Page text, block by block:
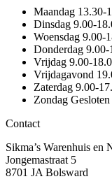
Maandag 13.30-
Dinsdag 9.00-
Woensdag 9.00-
Donderdag 9.00-
Vrijdag 9.00-
Vrijdagavond
Zaterdag 9.00-
Zondag Gesloten
Contact
Sikma’s Warenhuis en
Jongemastraat 5
8701 JA Bolsward